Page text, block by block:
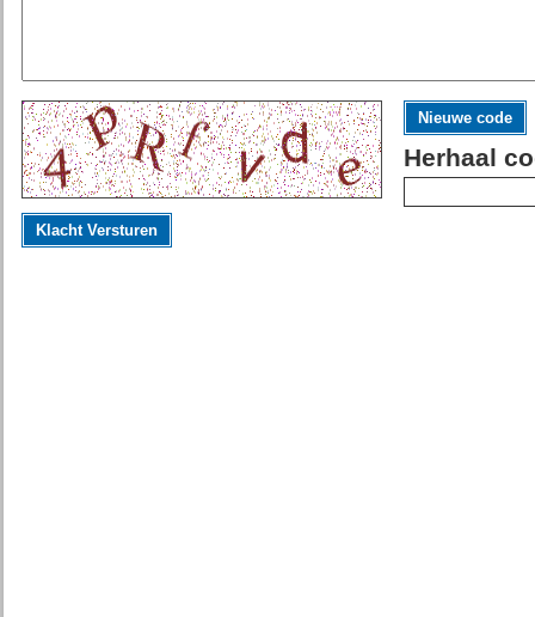
Nieuwe code
Herhaal
Klacht Versturen